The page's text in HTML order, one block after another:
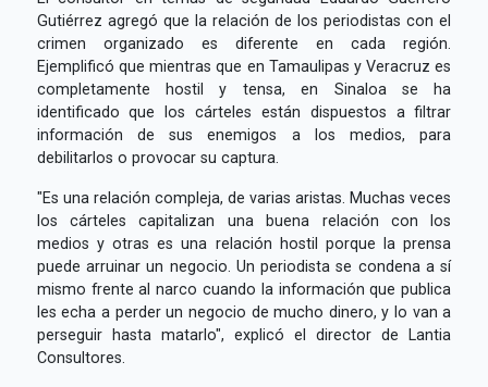
Gutiérrez agregó que la relación de los periodistas con el
crimen organizado es diferente en cada región.
Ejemplificó que mientras que en Tamaulipas y Veracruz es
completamente hostil y tensa, en Sinaloa se ha
identificado que los cárteles están dispuestos a filtrar
información de sus enemigos a los medios, para
debilitarlos o provocar su captura.
"Es una relación compleja, de varias aristas. Muchas veces
los cárteles capitalizan una buena relación con los
medios y otras es una relación hostil porque la prensa
puede arruinar un negocio. Un periodista se condena a sí
mismo frente al narco cuando la información que publica
les echa a perder un negocio de mucho dinero, y lo van a
perseguir hasta matarlo", explicó el director de Lantia
Consultores.